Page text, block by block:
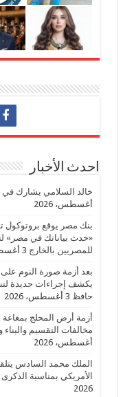
احدث الأخبار
خالد السلامي يشارك في
أغسطس، 2026
بنك مصر يوقع بروتوكول
«حدث بياناتك في مصر»
للمصريين بالخارج 3 أغسطس، 2026
بعد أزمة صورة النوم
يكشف إجراءات جديدة
حافظ 3 أغسطس، 2026
أزمة أرض المحلج
مخالفات التقسيم
أغسطس، 2026
الملك محمد السادس
الأمريكي بمناسبة الذكرى 27 لعيد
2026